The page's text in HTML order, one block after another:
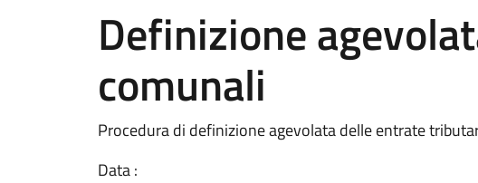
Definizione
comunali
Procedura di definizione agevolata delle entrate
Data :